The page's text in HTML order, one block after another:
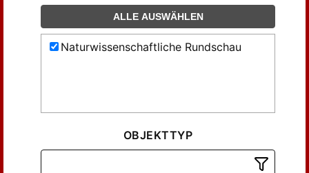
ALLE AUSWÄHLEN
Naturwissenschaftliche Rundschau
OBJEKTTYP